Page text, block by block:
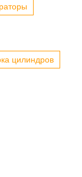
цилиндров